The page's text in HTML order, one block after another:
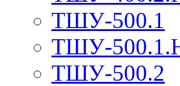
ТШУ-500.1
ТШУ-
ТШУ-500.2